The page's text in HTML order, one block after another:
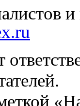
и